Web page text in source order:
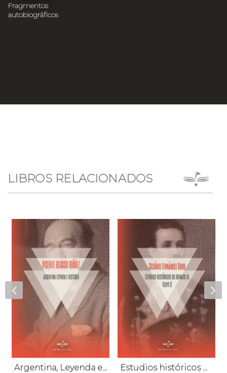
Fragmentos
autobiográficos
LIBROS RELACIONADOS
Argentina, Leyenda e Historia Estudios históricos del reinado de Felipe II